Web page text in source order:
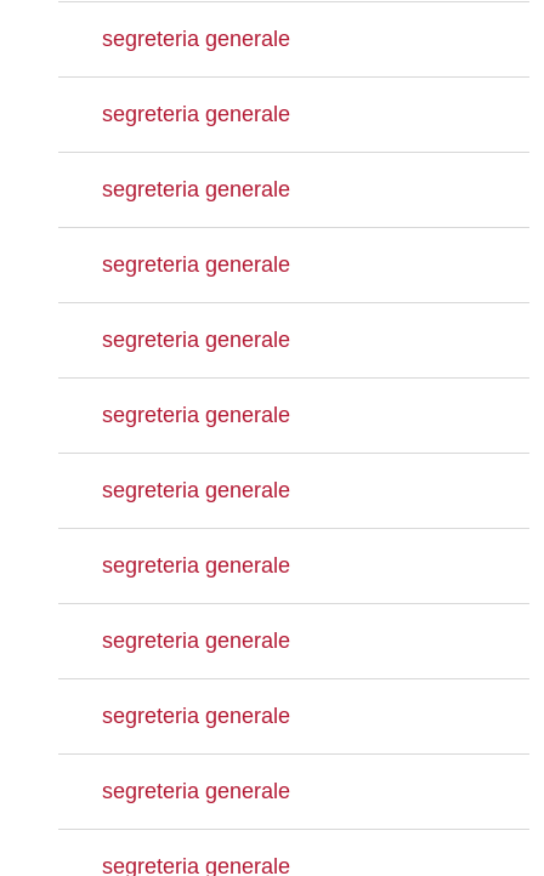
segreteria generale
segreteria generale
segreteria generale
segreteria generale
segreteria generale
segreteria generale
segreteria generale
segreteria generale
segreteria generale
segreteria generale
segreteria generale
segreteria generale